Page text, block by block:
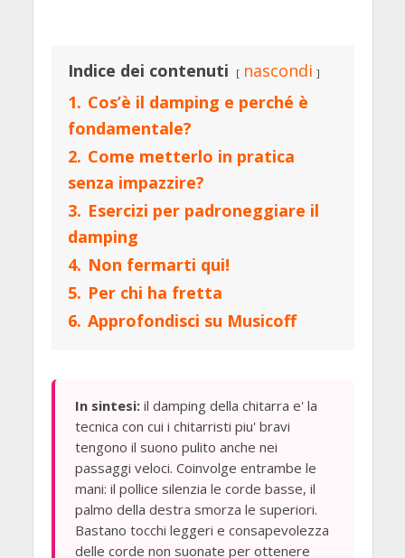
Indice dei contenuti
nascondi
1. Cos’è il damping e perché è
fondamentale?
2. Come metterlo in pratica
senza impazzire?
3. Esercizi per padroneggiare il
damping
4. Non fermarti qui!
5. Per chi ha fretta
6. Approfondisci su Musicoff
In sintesi:il damping della chitarra e' la
tecnica con cui i chitarristi piu' bravi
tengono il suono pulito anche nei
passaggi veloci. Coinvolge entrambe le
mani: il pollice silenzia le corde basse, il
palmo della destra smorza le superiori.
Bastano tocchi leggeri e consapevolezza
delle corde non suonate per ottenere